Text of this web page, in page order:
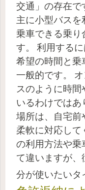
交通」の存在で
主に小型バス
乗車できる乗り
す。
利用する
希望の時間と乗
一般的です。
スのように時
いるわけではあ
場所は、自宅前
柔軟に対応して
の利用方法や乗
て違いますが、
分が使いたいタ